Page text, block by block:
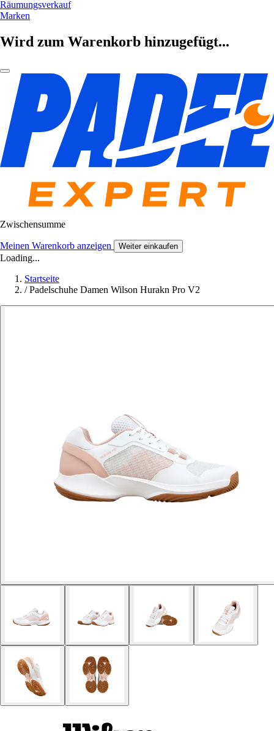
Räumungsverkauf
Marken
Wird zum Warenkorb hinzugefügt...
Zwischensumme
Meinen Warenkorb anzeigen Weiter einkaufen
Loading...
Startseite
/ Padelschuhe Damen Wilson Hurakn Pro V2